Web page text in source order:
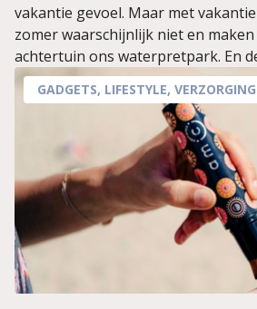
vakantie gevoel. Maar met
zomer waarschijnlijk niet en
achtertuin ons waterpretpark. En
GADGETS, LIFESTYLE,